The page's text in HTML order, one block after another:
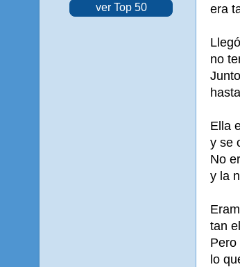
era
no
Ella
y se
No
y la
tan
Pero
lo
ver Top 50